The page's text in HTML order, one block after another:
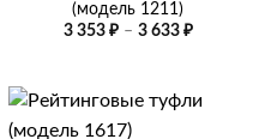
(модель 1211)
3 353 ₽ – 3 633 ₽
3